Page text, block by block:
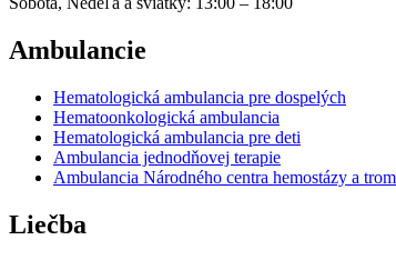
Ambulancie
Hematologická ambulancia pre dospelých
Hematoonkologická ambulancia
Hematologická ambulancia pre deti
Ambulancia jednodňovej terapie
Ambulancia Národného centra hemostázy a
Liečba